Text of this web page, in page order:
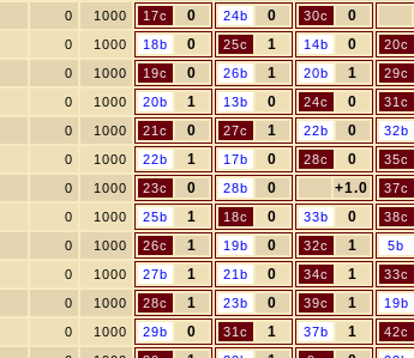
0 1000 17c 0 24b 0 30c 0
0 1000 18b 0 25c 1 14b 0 20c
0 1000 19c 0 26b 1 20b 1 29c
0 1000 20b 1 13b 0 24c 0 31c
0 1000 21c 0 27c 1 22b 0 32b
0 1000 22b 1 17b 0 28c 0 35c
0 1000 23c 0 28b 0 +1.0 37c
0 1000 25b 1 18c 0 33b 0 38c
0 1000 26c 1 19b 0 32c 1 5b
0 1000 27b 1 21b 0 34c 1 33c
0 1000 28c 1 23b 0 39c 1 19b
0 1000 29b 0 31c 1 37b 1 42c